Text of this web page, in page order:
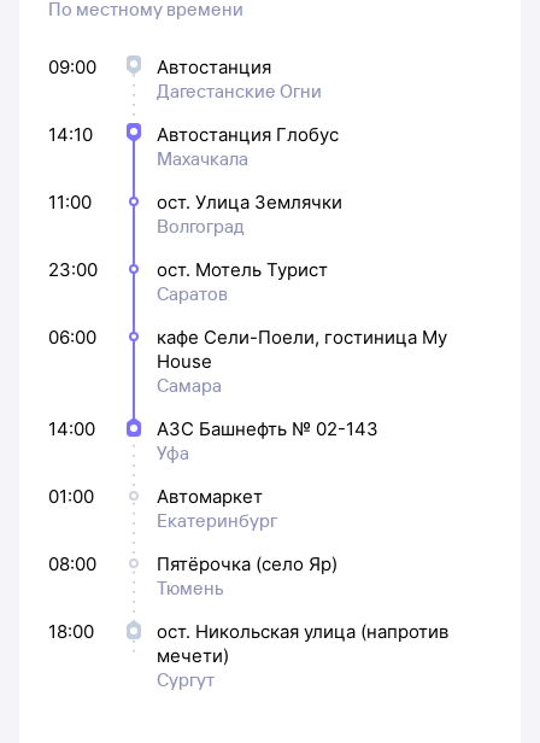
По местному времени
09:00
Автостанция
Дагестанские Огни
14:10
Автостанция Глобус
Махачкала
11:00
ост. Улица Землячки
Волгоград
23:00
ост. Мотель Турист
Саратов
06:00
кафе Cели-Поели, гостиница My
House
Самара
14:00
АЗС Башнефть № 02-143
Уфа
01:00
Автомаркет
Екатеринбург
08:00
Пятёрочка (село Яр)
Тюмень
18:00
ост. Никольская улица (напротив
мечети)
Сургут